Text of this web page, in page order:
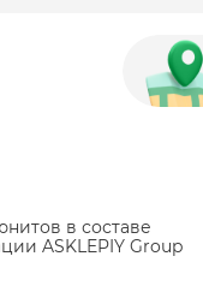
в составе
ASKLEPIY Group